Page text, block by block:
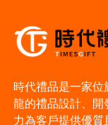
時代禮品是一家
龍的禮品設計、
力為客戶提供優